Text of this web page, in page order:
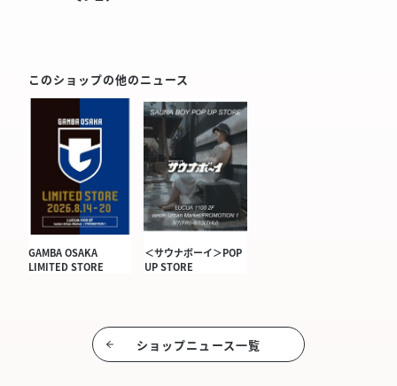
このショップの他のニュース
GAMBA OSAKA
LIMITED STORE
＜サウナボーイ＞POP
UP STORE
ショップニュース⼀覧